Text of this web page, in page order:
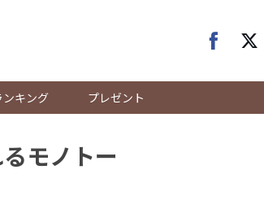
ンキング プレゼント
モノトー